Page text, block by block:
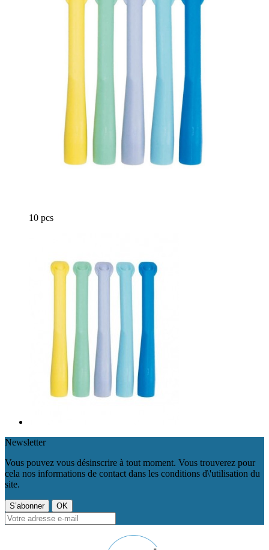
10 pcs
Newsletter
Vous pouvez vous désinscrire à tout moment. Vous trouverez pour
cela nos informations de contact dans les conditions d\'utilisation du
site.